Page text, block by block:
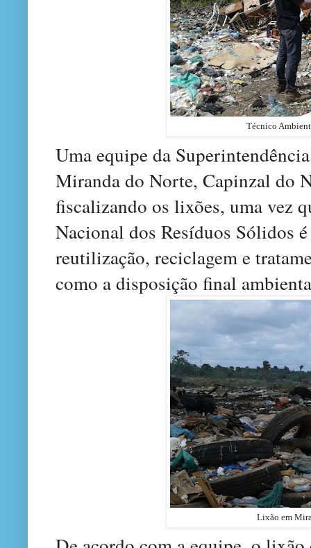
Técnico
Uma equipe da
Miranda do Norte, Capinzal do
fiscalizando os lixões, uma vez
Nacional dos Resíduos Sólidos
reutilização, reciclagem e
como a disposição final
Lixão em